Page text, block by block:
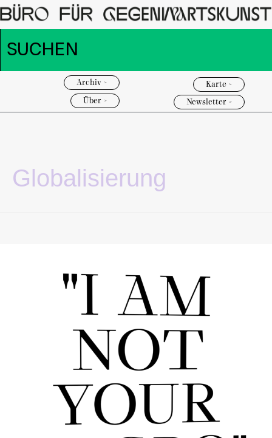
Archiv >
Über >
Karte >
Newsletter >
Globalisierung